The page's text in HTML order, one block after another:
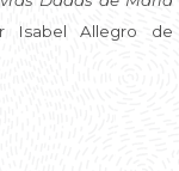
Isabel Allegro de